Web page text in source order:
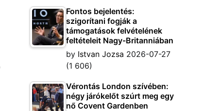
Fontos bejelentés:
szigorítani fogják a
támogatások felvételének
feltételeit Nagy-Britanniában
by Istvan Jozsa 2026-07-27
(1 606)
Vérontás London szívében:
négy járókelőt szúrt meg egy
nő Covent Gardenben